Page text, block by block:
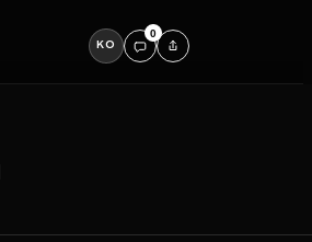
KO
0